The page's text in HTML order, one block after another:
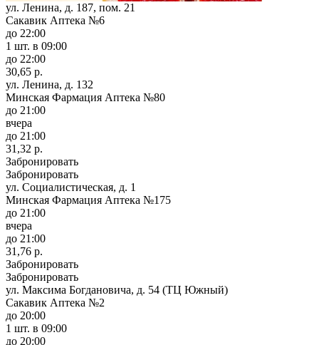
ул. Ленина, д. 187, пом. 21
Сакавик Аптека №6
до 22:00
1 шт. в 09:00
до 22:00
30,65 р.
ул. Ленина, д. 132
Минская Фармация Аптека №80
до 21:00
вчера
до 21:00
31,32 р.
Забронировать
Забронировать
ул. Социалистическая, д. 1
Минская Фармация Аптека №175
до 21:00
вчера
до 21:00
31,76 р.
Забронировать
Забронировать
ул. Максима Богдановича, д. 54 (ТЦ Южный)
Сакавик Аптека №2
до 20:00
1 шт. в 09:00
до 20:00